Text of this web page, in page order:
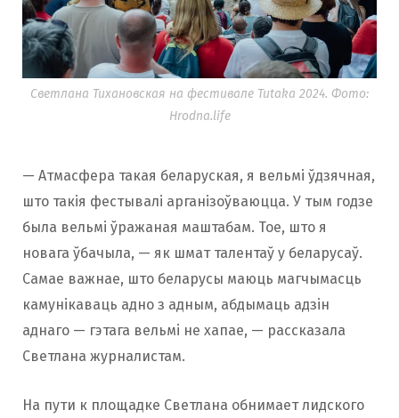
Светлана Тихановская на фестивале Tutaka 2024. Фото:
Hrodna.life
— Атмасфера такая беларуская, я вельмі ўдзячная,
што такія фестывалі арганізоўваюцца. У тым годзе
была вельмі ўражаная маштабам. Тое, што я
новага ўбачыла, — як шмат талентаў у беларусаў.
Самае важнае, што беларусы маюць магчымасць
камунікаваць адно з адным, абдымаць адзін
аднаго — гэтага вельмі не хапае, — рассказала
Светлана журналистам.
На пути к площадке Светлана обнимает лидского